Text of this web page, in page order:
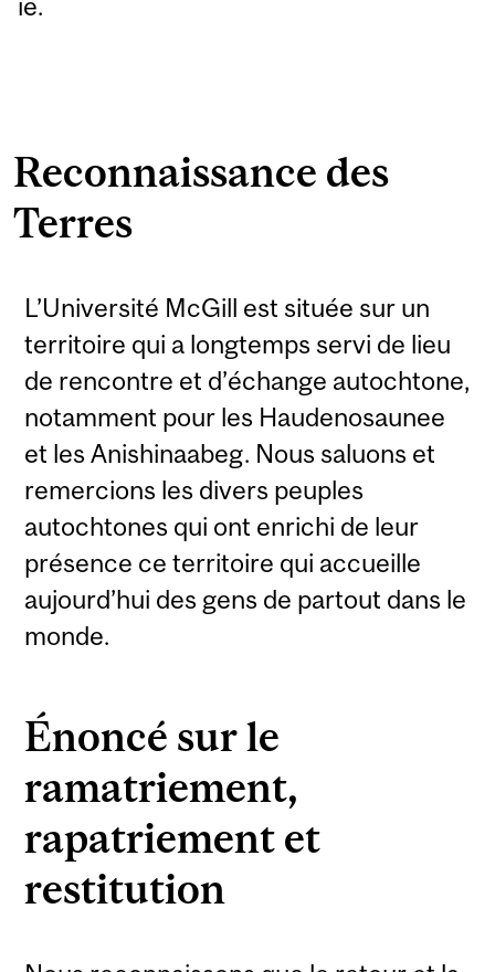
ie.
Reconnaissance des
Terres
L’Université McGill est située sur un
territoire qui a longtemps servi de lieu
de rencontre et d’échange autochtone,
notamment pour les Haudenosaunee
et les Anishinaabeg. Nous saluons et
remercions les divers peuples
autochtones qui ont enrichi de leur
présence ce territoire qui accueille
aujourd’hui des gens de partout dans le
monde.
Énoncé sur le
ramatriement,
rapatriement et
restitution